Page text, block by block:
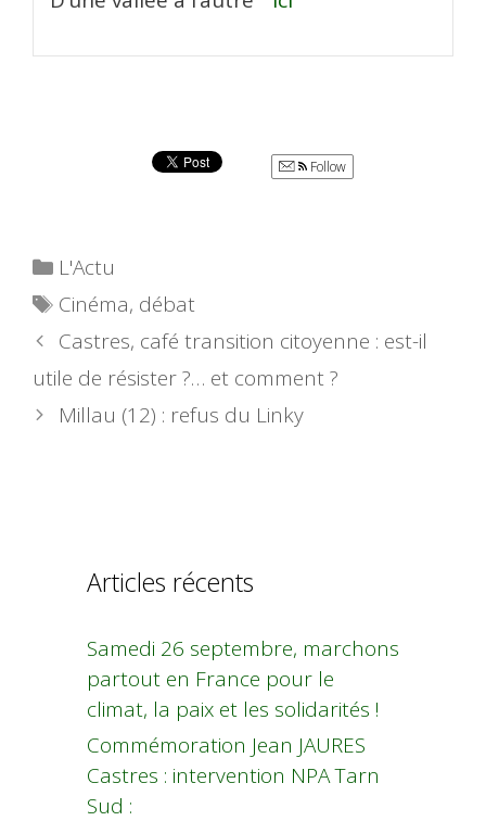
Follow
Catégories
L'Actu
Étiquettes
Cinéma, débat
Castres, café transition citoyenne : est-il
utile de résister ?… et comment ?
Millau (12) : refus du Linky
Articles récents
Samedi 26 septembre, marchons
partout en France pour le
climat, la paix et les solidarités !
Commémoration Jean JAURES
Castres : intervention NPA Tarn
Sud :